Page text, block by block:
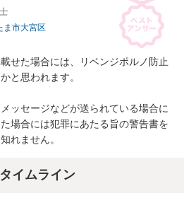
ま市大宮区
せた場合には、リベンジポルノ防止
と思われます。
ッセージなどが送られている場合に
場合には犯罪にあたる旨の警告書を
れません。
イムライン